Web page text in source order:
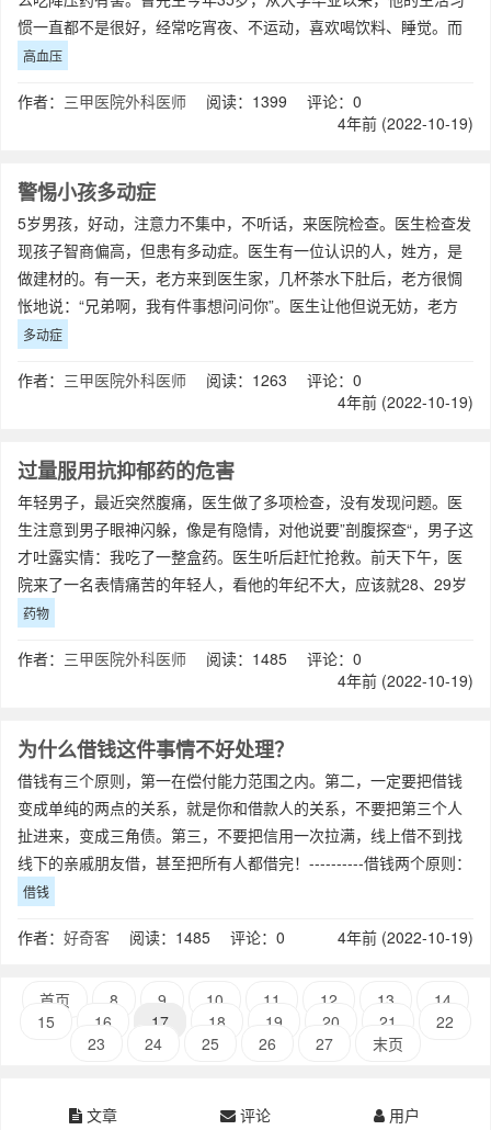
惯一直都不是很好，经常吃宵夜、不运动，喜欢喝饮料、睡觉。而
这，也导致了175cm不到的曹
高血压
作者： 三甲医院外科医师 阅读：1399 评论：0
4年前 (2022-10-19)
警惕小孩多动症
5岁男孩，好动，注意力不集中，不听话，来医院检查。医生检查发
现孩子智商偏高，但患有多动症。医生有一位认识的人，姓方，是
做建材的。有一天，老方来到医生家，几杯茶水下肚后，老方很惆
怅地说：“兄弟啊，我有件事想问问你”。医生让他但说无妨，老方
说：“是这样的，我只有一个女儿，我
多动症
作者： 三甲医院外科医师 阅读：1263 评论：0
4年前 (2022-10-19)
过量服用抗抑郁药的危害
年轻男子，最近突然腹痛，医生做了多项检查，没有发现问题。医
生注意到男子眼神闪躲，像是有隐情，对他说要”剖腹探查“，男子这
才吐露实情：我吃了一整盒药。医生听后赶忙抢救。前天下午，医
院来了一名表情痛苦的年轻人，看他的年纪不大，应该就28、29岁
那样。他捂着肚子，一个人跑过来
药物
作者： 三甲医院外科医师 阅读：1485 评论：0
4年前 (2022-10-19)
为什么借钱这件事情不好处理？
借钱有三个原则，第一在偿付能力范围之内。第二，一定要把借钱
变成单纯的两点的关系，就是你和借款人的关系，不要把第三个人
扯进来，变成三角债。第三，不要把信用一次拉满，线上借不到找
线下的亲戚朋友借，甚至把所有人都借完！----------借钱两个原则：
1.哪怕对方不还，也不
借钱
作者： 好奇客 阅读：1485 评论：0 4年前 (2022-10-19)
首页 8 9 10 11 12 13
14
15
16 17 18 19 20 21
22
23
24 25 26 27 末页
文章
评论
用户